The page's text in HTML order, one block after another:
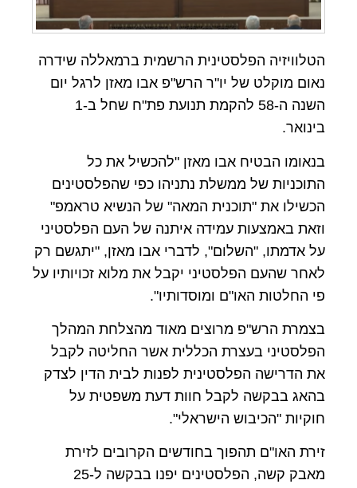
הטלוויזיה הפלסטינית הרשמית ברמאללה שידרה
נאום מוקלט של יו"ר הרש"פ אבו מאזן לרגל יום
השנה ה-58 להקמת תנועת פת"ח שחל ב-1
בינואר.
בנאומו הבטיח אבו מאזן "להכשיל את כל
התוכניות של ממשלת נתניהו כפי שהפלסטינים
הכשילו את "תוכנית המאה" של הנשיא טראמפ"
וזאת באמצעות עמידה איתנה של העם הפלסטיני
על אדמתו, "השלום", לדברי אבו מאזן, "יתגשם רק
לאחר שהעם הפלסטיני יקבל את מלוא זכויותיו על
פי החלטות האו"ם ומוסדותיו".
בצמרת הרש"פ מרוצים מאוד מהצלחת המהלך
הפלסטיני בעצרת הכללית אשר החליטה לקבל
את הדרישה הפלסטינית לפנות לבית הדין לצדק
בהאג בבקשה לקבל חוות דעת משפטית על
חוקיות "הכיבוש הישראלי".
זירת האו"ם תהפוך בחודשים הקרובים לזירת
מאבק קשה, הפלסטינים יפנו בבקשה ל-25